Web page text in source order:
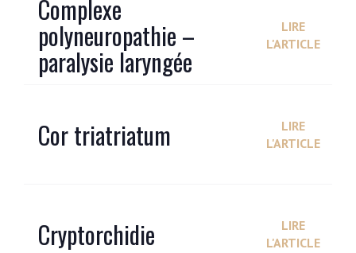
Complexe
polyneuropathie –
paralysie laryngée
LIRE
L'ARTICLE
Cor triatriatum
LIRE
L'ARTICLE
Cryptorchidie
LIRE
L'ARTICLE